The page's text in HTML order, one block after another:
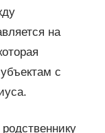
на
с